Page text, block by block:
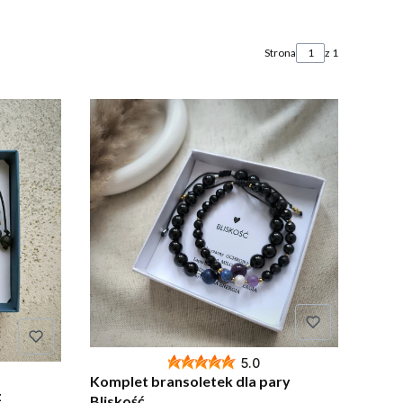
Strona z 1
5.0
Komplet bransoletek dla pary